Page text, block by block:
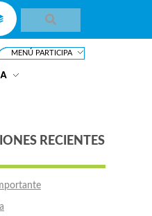
MENÚ PARTICIPA
RECIENTES